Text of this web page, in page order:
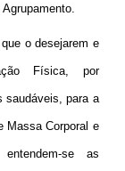
o desejarem e
Física, por
saudáveis, para a
Massa Corporal e
se as